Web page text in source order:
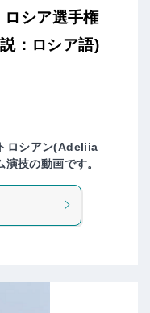
シア選手権
：ロシア語)
ロシアン(Adeliia
技の動画です。